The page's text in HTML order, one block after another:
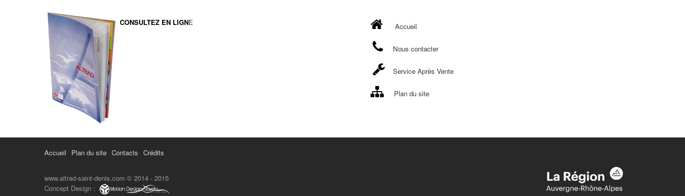
CONSULTEZ EN LIGNE Accueil
Nous contacter
Service Après Vente
Plan du site
Accueil Plan du site Contacts Crédits
www.altrad-saint-denis.com © 2014 - 2015
Concept Design :